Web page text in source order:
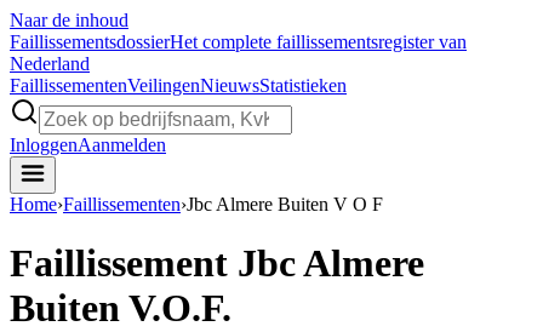
Naar de inhoud
FaillissementsdossierHet complete faillissementsregister van
Nederland
FaillissementenVeilingenNieuwsStatistieken
InloggenAanmelden
Home›Faillissementen›Jbc Almere Buiten V O F
Faillissement Jbc Almere
Buiten V.O.F.